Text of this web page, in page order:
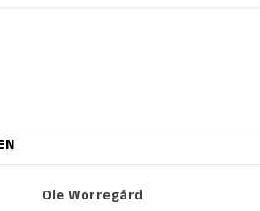
Ole Worregård